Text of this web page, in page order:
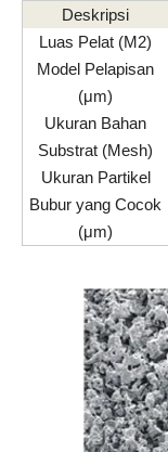
Deskripsi
Luas Pelat (M2)
Model Pelapisan
(μm)
Ukuran Bahan
Substrat (Mesh)
Ukuran Partikel
Bubur yang Cocok
(μm)